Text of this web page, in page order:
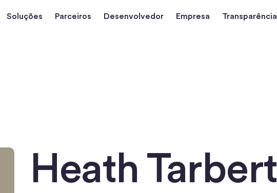
Soluções Parceiros Desenvolvedor Empresa Transparência
Heath Tarbert